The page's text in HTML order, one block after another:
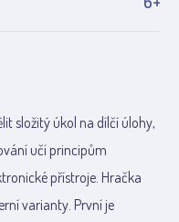
složitý úkol na dílčí úlohy,
učí principům
přístroje. Hračka
varianty. První je